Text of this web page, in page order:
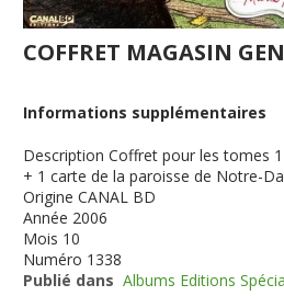
COFFRET MAGASIN
Informations supplémentaires
Description Coffret pour les tomes
+ 1 carte de la paroisse de Notre-
Origine CANAL BD
Année 2006
Mois 10
Numéro 1338
Publié dans Albums Editions